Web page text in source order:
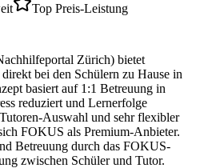
Top Preis-Leistung
Zürich) bietet
bei den Schülern zu Hause in
basiert auf 1:1 Betreuung in
reduziert und Lernerfolge
Auswahl und sehr flexibler
FOKUS als Premium-Anbieter.
Betreuung durch das FOKUS-
zwischen Schüler und Tutor.